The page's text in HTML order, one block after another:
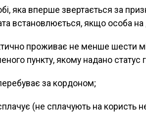
яка вперше звертається за
встановлюється, якщо особа на
проживає не менше шести
пункту, якому надано статус
за кордоном;
(не сплачують на користь